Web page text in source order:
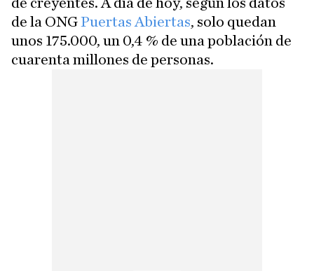
de la ONGPuertas Abiertas, solo quedan
unos 175.000, un 0,4 % de una población de
cuarenta millones de personas.